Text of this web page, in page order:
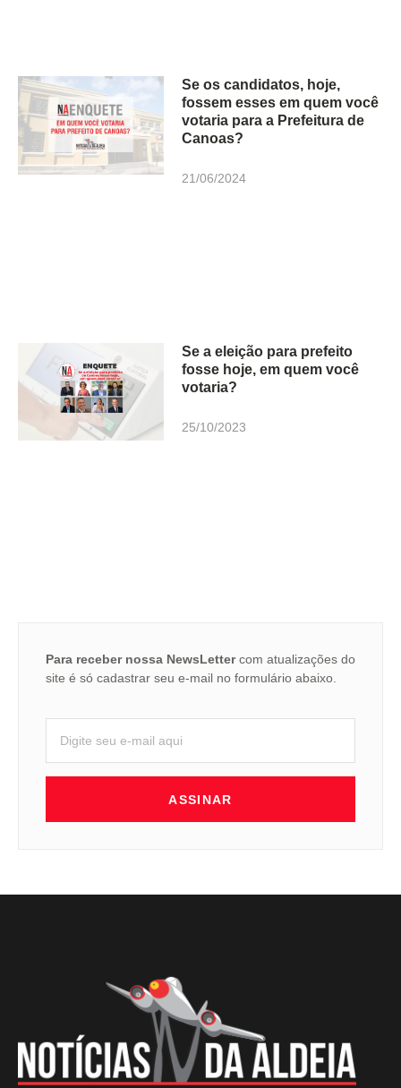
Se os candidatos, hoje,
fossem esses em quem você
votaria para a Prefeitura de
Canoas?
21/06/2024
Se a eleição para prefeito
fosse hoje, em quem você
votaria?
25/10/2023
Para receber nossa NewsLettercom atualizações do
site é só cadastrar seu e-mail no formulário abaixo.
ASSINAR